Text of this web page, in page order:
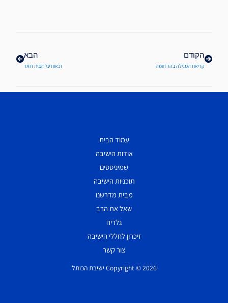
הקודם
קריאת המגילה בהר חומה
הבא
זכאות על הבית דואר
עמוד הבית
אודות הישיבה
שמיניסטים
תוכניות הישיבה
מבית מדרשנו
שאל את הרב
גלריה
זיכרון לחללי הישיבה
צור קשר
Copyright © 2026 ישיבת הכותל